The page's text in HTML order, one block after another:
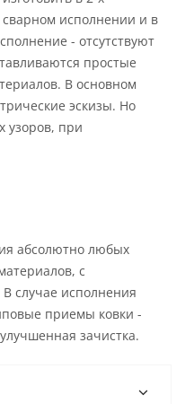
исполнении и в
- отсутствуют
простые
В основном
эскизы. Но
узоров, при
абсолютно любых
с
случае исполнения
приемы ковки -
зачистка.